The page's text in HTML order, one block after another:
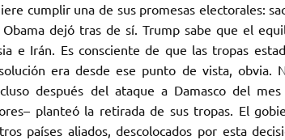
cumplir una de sus promesas electorales:
dejó tras de sí. Trump sabe que el
e Irán. Es consciente de que las tropas
era desde ese punto de vista, obvia.
después del ataque a Damasco del
planteó la retirada de sus tropas. El
países aliados, descolocados por esta